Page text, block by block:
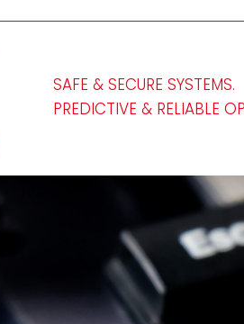
SAFE & SECURE SYSTEMS.
PREDICTIVE & RELIABLE